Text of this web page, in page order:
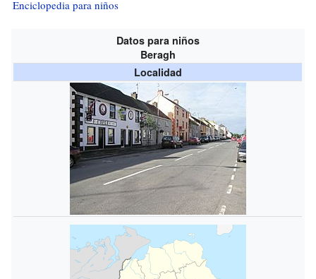
Enciclopedia para niños
Datos para niños
Beragh
Localidad